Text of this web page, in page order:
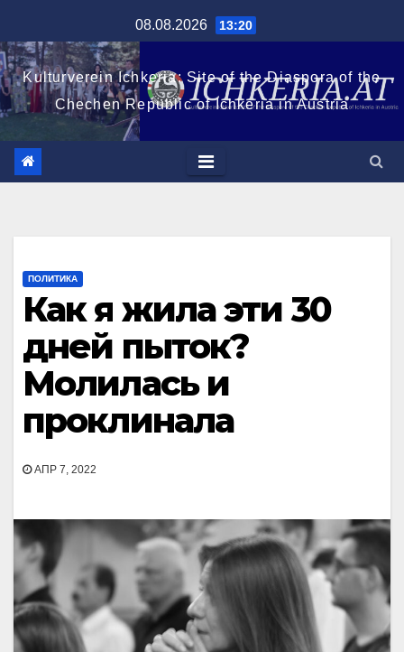
к
содержимому
08.08.2026 13:20
Kulturverein Ichkeria: Site of the Diaspora of the
Chechen Republic of Ichkeria in Austria
ПОЛИТИКА
Как я жила эти 30
дней пыток?
Молилась и
проклинала
АПР 7, 2022